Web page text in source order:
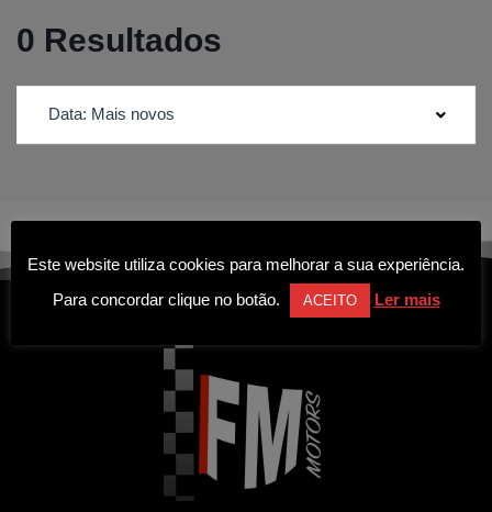
0 Resultados
Data: Mais novos
Este website utiliza cookies para melhorar a sua experiência.
Para concordar clique no botão.
ACEITO Ler mais